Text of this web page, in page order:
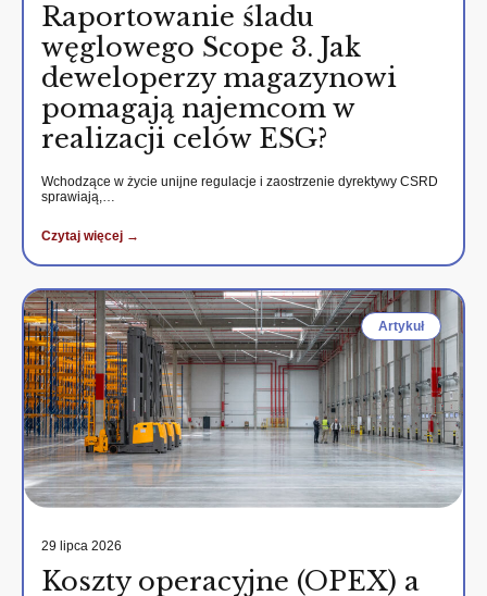
Raportowanie śladu
węglowego Scope 3. Jak
deweloperzy magazynowi
pomagają najemcom w
realizacji celów ESG?
Wchodzące w życie unijne regulacje i zaostrzenie dyrektywy CSRD
sprawiają,…
Czytaj więcej →
Artykuł
29 lipca 2026
Koszty operacyjne (OPEX) a